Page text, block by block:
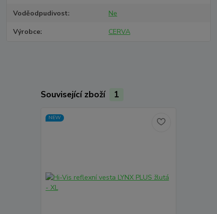
Voděodpudivost Ne
Výrobce CERVA
Související zboží 1
NEW